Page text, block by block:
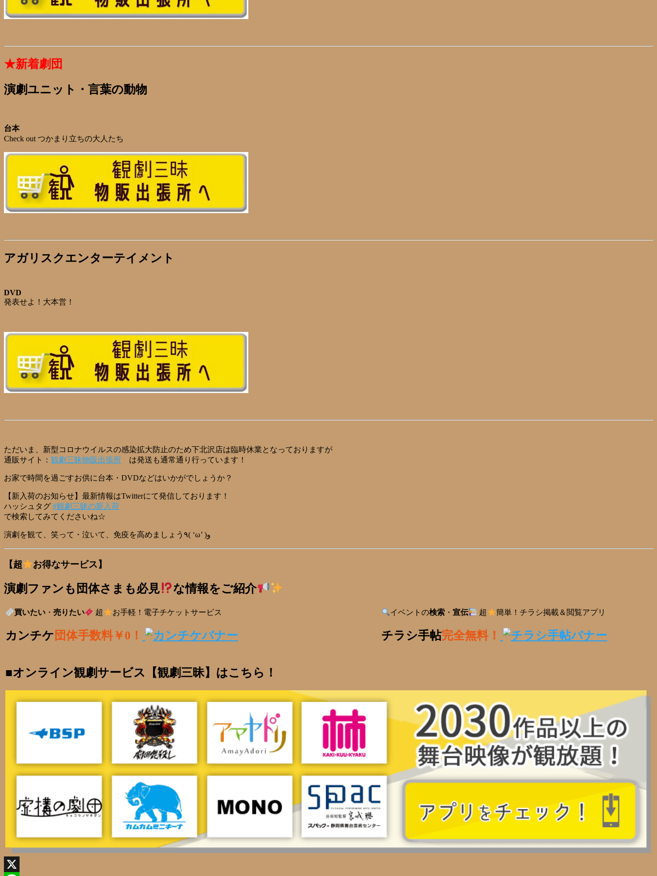
★新着劇団
演劇ユニット・言葉の動物
台本
Check out つかまり立ちの大人たち
アガリスクエンターテイメント
DVD
発表せよ！大本営！
ただいま、新型コロナウイルスの感染拡大防止のため下北沢店は臨時休業となっておりますが
通販サイト： 観劇三昧物販出張所 は発送も通常通り行っています！
お家で時間を過ごすお供に台本・DVDなどはいかがでしょうか？
【新入荷のお知らせ】最新情報はTwitterにて発信しております！
ハッシュタグ #観劇三昧の新入荷
で検索してみてくださいね☆
演劇を観て、笑って・泣いて、免疫を高めましょう٩( ‘ω’ )و
【超 お得なサービス】
演劇ファンも団体さまも必見 な情報をご紹介
買いたい ・売りたい 超 お手軽！電子チケットサービス
カンチケ 団体手数料￥0！
イベントの検索 ・宣伝 超 簡単！チラシ掲載＆閲覧アプリ
チラシ手帖完全無料！
■オンライン観劇サービス【観劇三昧】はこちら！